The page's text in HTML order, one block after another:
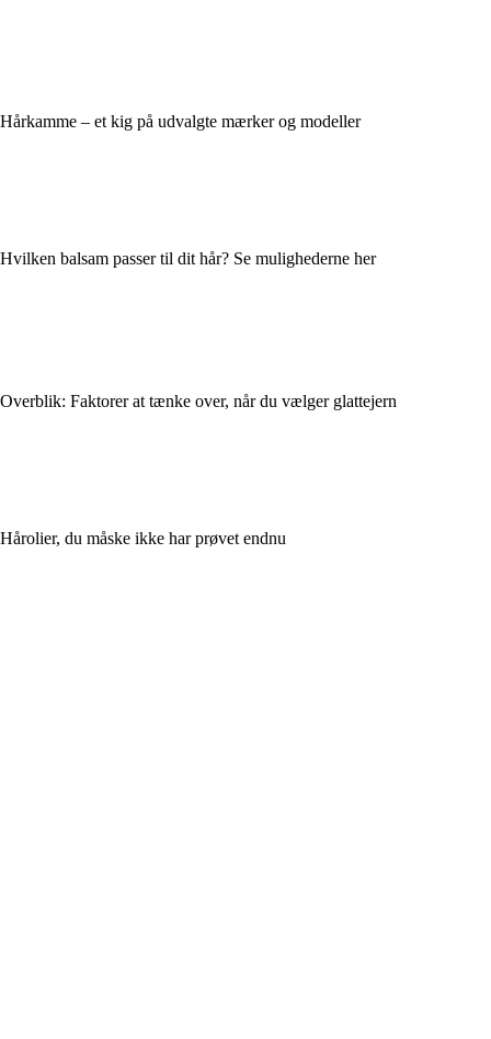
Hårkamme – et kig på udvalgte mærker og modeller
Hvilken balsam passer til dit hår? Se mulighederne her
Overblik: Faktorer at tænke over, når du vælger glattejern
Hårolier, du måske ikke har prøvet endnu